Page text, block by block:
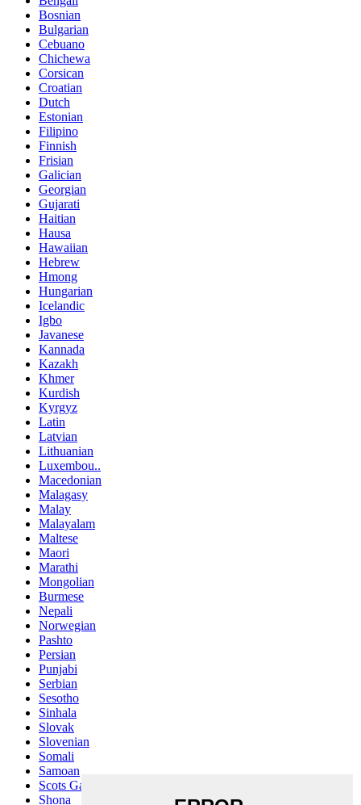
Bosnian
Bulgarian
Cebuano
Chichewa
Corsican
Croatian
Dutch
Estonian
Filipino
Finnish
Frisian
Galician
Georgian
Gujarati
Haitian
Hausa
Hawaiian
Hebrew
Hmong
Hungarian
Icelandic
Igbo
Javanese
Kannada
Kazakh
Khmer
Kurdish
Kyrgyz
Latin
Latvian
Lithuanian
Luxembou..
Macedonian
Malagasy
Malay
Malayalam
Maltese
Maori
Marathi
Mongolian
Burmese
Nepali
Norwegian
Pashto
Persian
Punjabi
Serbian
Sesotho
Sinhala
Slovak
Slovenian
Somali
Samoan
Scots Gaelic
Shona